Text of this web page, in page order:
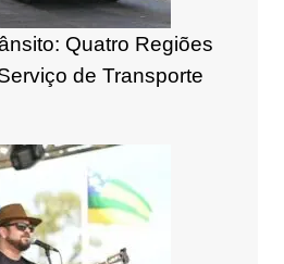
Quatro Regiões
de Transporte